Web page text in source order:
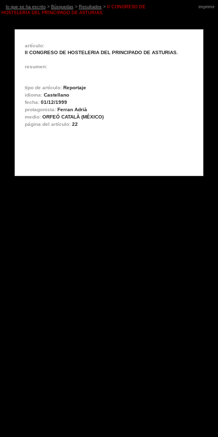
lo que se ha escrito> Búsquedas > Resultados >
II CONGRESO DE
HOSTELERIA DEL PRINCIPADO DE ASTURIAS.
imprimir
artículo:
II CONGRESO DE HOSTELERIA DEL PRINCIPADO DE ASTURIAS.
resumen:
tipo de artículo: Reportaje
idioma: Castellano
fecha: 01/12/1999
protagonista: Ferran Adrià
medio: ORFEÓ CATALÀ (MÉXICO)
página del artículo: 22